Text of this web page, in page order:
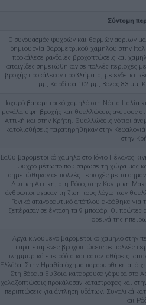
Σύντομη
Ο συνδυασμός ψυχρών και θερμών αερίων
δημιουργία βαρομετρικού χαμηλού στην
προκάλεσε ραγδαίες βροχοπτώσεις και
καταιγίδες σημειώθηκαν σε πολλές περιοχές
βροχής προκάλεσαν προβλήματα, με
μμ, Καρδίτσα 102 μμ, Βόλος 83 μμ,
Ισχυρό βαρομετρικό χαμηλό στη Νότια Ιταλία
μεγάλα ύψη βροχής και θυελλώδεις ανέμους
Αττική και στην Κρήτη. Θυελλώδεις νότιοι
κατολισθήσεις παρατηρήθηκαν στην
στην
Βαθύ βαρομετρικό χαμηλό στο Ιόνιο Πέλαγος
ψυχρό μέτωπο που σάρωσε τη χώρα μας
σημειώθηκαν σε πολλές περιοχές με τα
Δυτική Αττική, στη Ρόδο, στην Κεντρική
άνθρωποι έχασαν τη ζωή τους λόγω των
Γενικό απαγορευτικό απόπλου εκδόθηκε
ξεπέρασαν σε ένταση τα 9 μποφόρ. Οι πρώτες
ορεινά της
Αργά κινούμενο βαρομετρικό χαμηλό στην
παρατεταμένες βροχοπτώσεις σε πολλές
πλημμυρικά επεισόδια και κατολισθήσεις
Ελλάδα. Στην Ημαθία όχημα παρασύρθηκε από
Στη Βόρεια Εύβοια κατέρρευσε γέφυρα στο
χαλαζοπτώσεις προκάλεσαν καταστροφές και
περιπτώσεις για άντληση υδάτων. Συνολικά
και